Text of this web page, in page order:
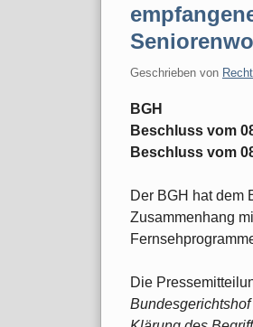
Geschrieben von
BGH
Beschluss vom
Beschluss vom
Der BGH hat dem
Zusammenhang
Die